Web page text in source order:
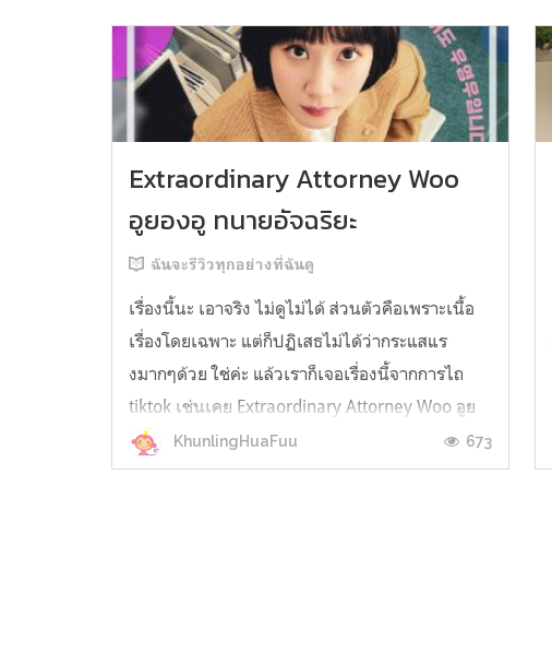
Extraordinary Attorney Woo
อูยองอู ทนายอัจฉริยะ
ฉันจะรีวิวทุกอย่างที่ฉันดู
เรื่องนี้นะ เอาจริง ไม่ดูไม่ได้ ส่วนตัวคือเพราะเนื้อ
เรื่องโดยเฉพาะ แต่ก็ปฏิเสธไม่ได้ว่ากระแสแร
งมากๆด้วย ใช่ค่ะ แล้วเราก็เจอเรื่องนี้จากการไถ
tiktok เช่นเคย Extraordinary Attorney Woo อูย
องอู ทนายอัจฉริยะ เรื่องราวของทนายสาวสุดพิเศษ
พิเศษอย่างไร เพราะเป็นทนายที่เป็น ออทิสติก ต้อง
KhunlingHuaFuu 673